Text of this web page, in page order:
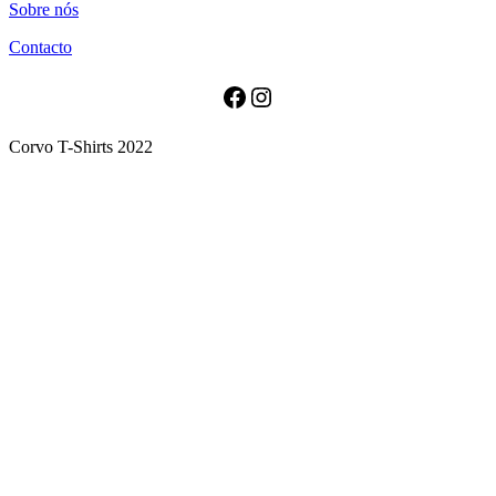
options
may
Sobre nós
Contacto
Facebook
Instagram
Corvo T-Shirts 2022